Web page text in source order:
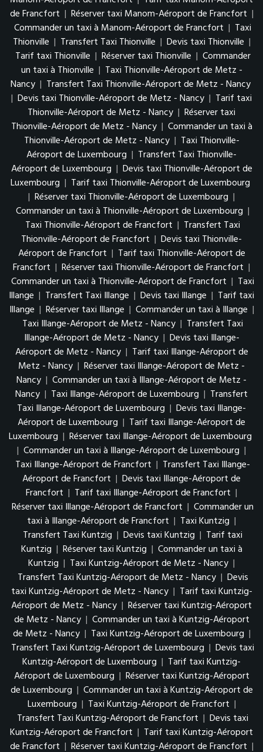
de Francfort | Réserver taxi Manom-Aéroport de Francfort |
Commander un taxi à Manom-Aéroport de Francfort | Taxi
Thionville | Transfert Taxi Thionville | Devis taxi Thionville |
Tarif taxi Thionville | Réserver taxi Thionville | Commander
un taxi à Thionville | Taxi Thionville-Aéroport de Metz -
Nancy | Transfert Taxi Thionville-Aéroport de Metz - Nancy
| Devis taxi Thionville-Aéroport de Metz - Nancy | Tarif taxi
Thionville-Aéroport de Metz - Nancy | Réserver taxi
Thionville-Aéroport de Metz - Nancy | Commander un taxi à
Thionville-Aéroport de Metz - Nancy | Taxi Thionville-
Aéroport de Luxembourg | Transfert Taxi Thionville-
Aéroport de Luxembourg | Devis taxi Thionville-Aéroport de
Luxembourg | Tarif taxi Thionville-Aéroport de Luxembourg
| Réserver taxi Thionville-Aéroport de Luxembourg |
Commander un taxi à Thionville-Aéroport de Luxembourg |
Taxi Thionville-Aéroport de Francfort | Transfert Taxi
Thionville-Aéroport de Francfort | Devis taxi Thionville-
Aéroport de Francfort | Tarif taxi Thionville-Aéroport de
Francfort | Réserver taxi Thionville-Aéroport de Francfort |
Commander un taxi à Thionville-Aéroport de Francfort | Taxi
Illange | Transfert Taxi Illange | Devis taxi Illange | Tarif taxi
Illange | Réserver taxi Illange | Commander un taxi à Illange |
Taxi Illange-Aéroport de Metz - Nancy | Transfert Taxi
Illange-Aéroport de Metz - Nancy | Devis taxi Illange-
Aéroport de Metz - Nancy | Tarif taxi Illange-Aéroport de
Metz - Nancy | Réserver taxi Illange-Aéroport de Metz -
Nancy | Commander un taxi à Illange-Aéroport de Metz -
Nancy | Taxi Illange-Aéroport de Luxembourg | Transfert
Taxi Illange-Aéroport de Luxembourg | Devis taxi Illange-
Aéroport de Luxembourg | Tarif taxi Illange-Aéroport de
Luxembourg | Réserver taxi Illange-Aéroport de Luxembourg
| Commander un taxi à Illange-Aéroport de Luxembourg |
Taxi Illange-Aéroport de Francfort | Transfert Taxi Illange-
Aéroport de Francfort | Devis taxi Illange-Aéroport de
Francfort | Tarif taxi Illange-Aéroport de Francfort |
Réserver taxi Illange-Aéroport de Francfort | Commander un
taxi à Illange-Aéroport de Francfort | Taxi Kuntzig |
Transfert Taxi Kuntzig | Devis taxi Kuntzig | Tarif taxi
Kuntzig | Réserver taxi Kuntzig | Commander un taxi à
Kuntzig | Taxi Kuntzig-Aéroport de Metz - Nancy |
Transfert Taxi Kuntzig-Aéroport de Metz - Nancy | Devis
taxi Kuntzig-Aéroport de Metz - Nancy | Tarif taxi Kuntzig-
Aéroport de Metz - Nancy | Réserver taxi Kuntzig-Aéroport
de Metz - Nancy | Commander un taxi à Kuntzig-Aéroport
de Metz - Nancy | Taxi Kuntzig-Aéroport de Luxembourg |
Transfert Taxi Kuntzig-Aéroport de Luxembourg | Devis taxi
Kuntzig-Aéroport de Luxembourg | Tarif taxi Kuntzig-
Aéroport de Luxembourg | Réserver taxi Kuntzig-Aéroport
de Luxembourg | Commander un taxi à Kuntzig-Aéroport de
Luxembourg | Taxi Kuntzig-Aéroport de Francfort |
Transfert Taxi Kuntzig-Aéroport de Francfort | Devis taxi
Kuntzig-Aéroport de Francfort | Tarif taxi Kuntzig-Aéroport
de Francfort | Réserver taxi Kuntzig-Aéroport de Francfort |